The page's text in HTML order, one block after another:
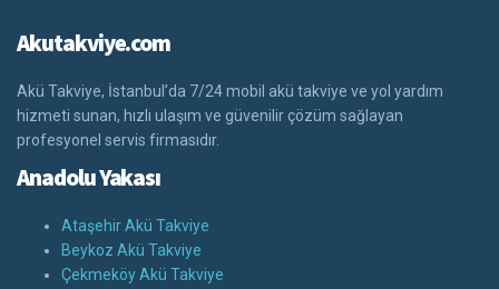
Akutakviye.com
Akü Takviye, İstanbul’da 7/24 mobil akü takviye ve yol yardım
hizmeti sunan, hızlı ulaşım ve güvenilir çözüm sağlayan
profesyonel servis firmasıdır.
Anadolu Yakası
Ataşehir Akü Takviye
Beykoz Akü Takviye
Çekmeköy Akü Takviye